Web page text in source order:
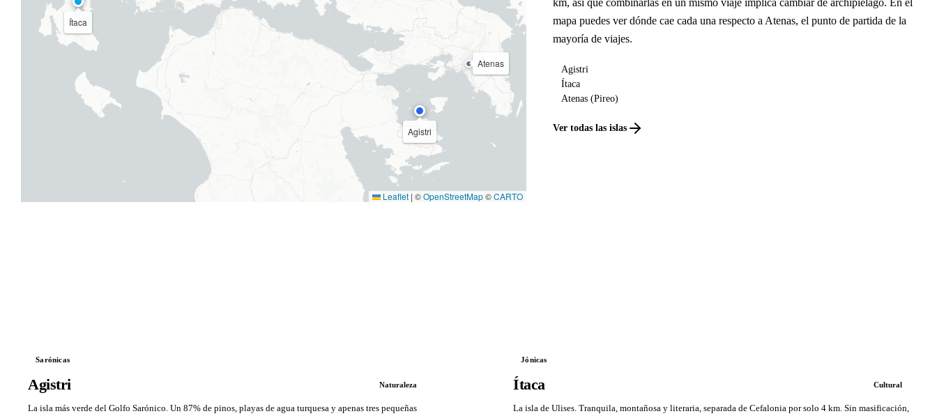
Agistri
Ítaca
Atenas
Leaflet | ©OpenStreetMap©CARTO
mapa puedes ver dónde cae cada una respecto a Atenas, el punto de partida de la
mayoría de viajes.
Agistri
Ítaca
Atenas (Pireo)
Ver todas las islas
Sarónicas
Agistri Naturaleza
La isla más verde del Golfo Sarónico. Un 87% de pinos, playas de agua turquesa y apenas tres pequeñas
Jónicas
Ítaca Cultural
La isla de Ulises. Tranquila, montañosa y literaria, separada de Cefalonia por solo 4 km. Sin masificación,